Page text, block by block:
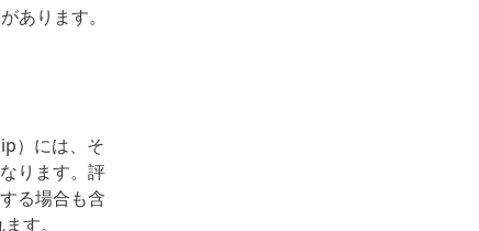
あります。
）には、そ
ります。評
る場合も含
す。